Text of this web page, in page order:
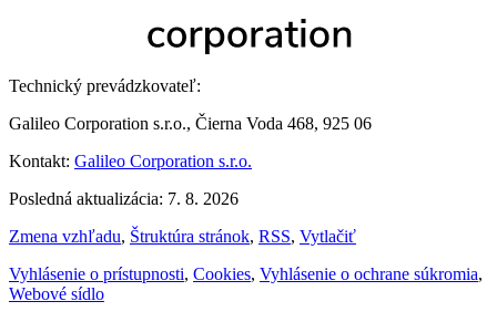
Technický prevádzkovateľ:
Galileo Corporation s.r.o., Čierna Voda 468, 925 06
Kontakt: Galileo Corporation s.r.o.
Posledná aktualizácia: 7. 8. 2026
Zmena vzhľadu, Štruktúra stránok, RSS, Vytlačiť
Vyhlásenie o prístupnosti, Cookies, Vyhlásenie o ochrane súkromia,
Webové sídlo